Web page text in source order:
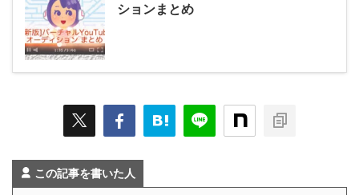
ションまとめ
この記事を書いた人